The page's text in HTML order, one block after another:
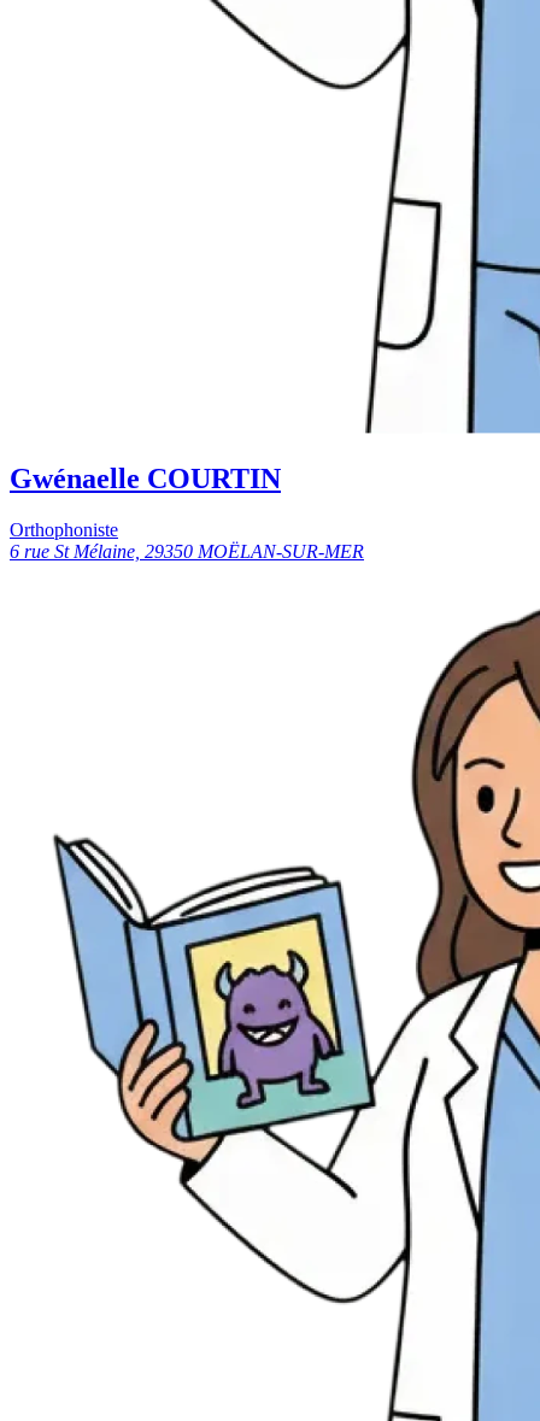
Gwénaelle COURTIN
Orthophoniste
6 rue St Mélaine, 29350 MOËLAN-SUR-MER